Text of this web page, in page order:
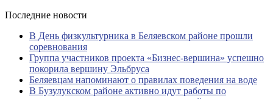
Последние новости
В День физкультурника в Беляевском районе прошли
соревнования
Группа участников проекта «Бизнес‑вершина» успешно
покорила вершину Эльбруса
Беляевцам напоминают о правилах поведения на воде
В Бузулукском районе активно идут работы по